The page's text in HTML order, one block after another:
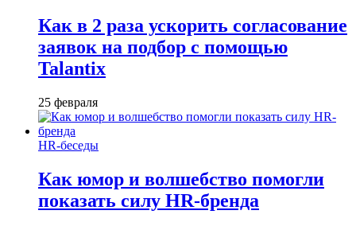
Как в 2 раза ускорить согласование
заявок на подбор с помощью
Talantix
25 февраля
HR-беседы
Как юмор и волшебство помогли
показать силу HR-бренда